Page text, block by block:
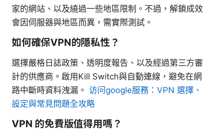
家的網站、以及繞過一些地區限制。不過，解鎖成效
會因伺服器與地區而異，需實際測試。
如何確保VPN的隱私性？
選擇嚴格日誌政策、透明度報告、以及經過第三方審
計的供應商。啟用Kill Switch與自動連線，避免在網
路中斷時資料洩漏。 访问google服務：VPN 選擇、
設定與常見問題全攻略
VPN 的免費版值得用嗎？